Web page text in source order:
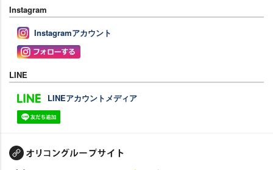
Instagram
Instagramアカウント
LINE
LINEアカウントメディア